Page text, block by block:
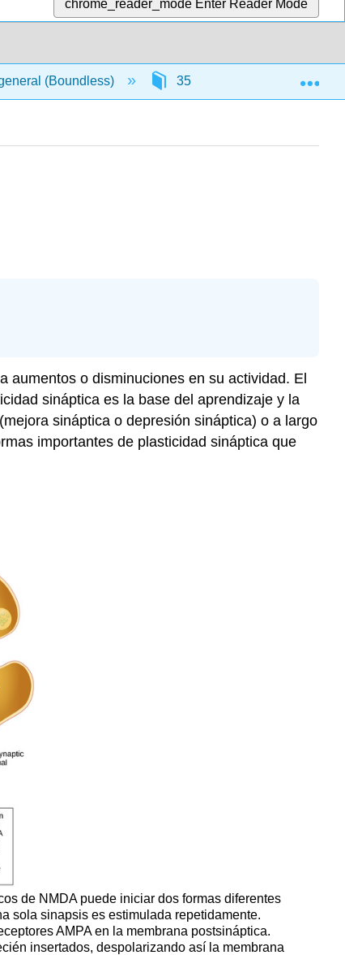
chrome_reader_mode Enter Reader Mode
(Boundless) 35: El Sistema Nervioso
aumentos o disminuciones en su actividad. El
sináptica es la base del aprendizaje y la
sináptica o depresión sináptica) o a largo
importantes de plasticidad sináptica que
de NMDA puede iniciar dos formas diferentes
sola sinapsis es estimulada repetidamente.
AMPA en la membrana postsináptica.
insertados, despolarizando así la membrana